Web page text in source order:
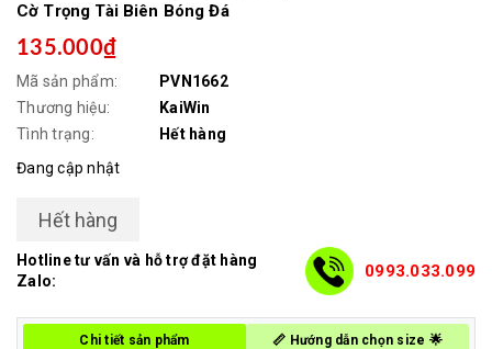
Cờ Trọng Tài Biên Bóng Đá
135.000₫
Mã sản phẩm:
PVN1662
Thương hiệu:
KaiWin
Tình trạng:
Hết hàng
Đang cập nhật
Hết hàng
Hotline tư vấn và hỗ trợ đặt hàng
Zalo:
0993.033.099
Chi tiết sản phẩm 📏 Hướng dẫn chọn size 🌟